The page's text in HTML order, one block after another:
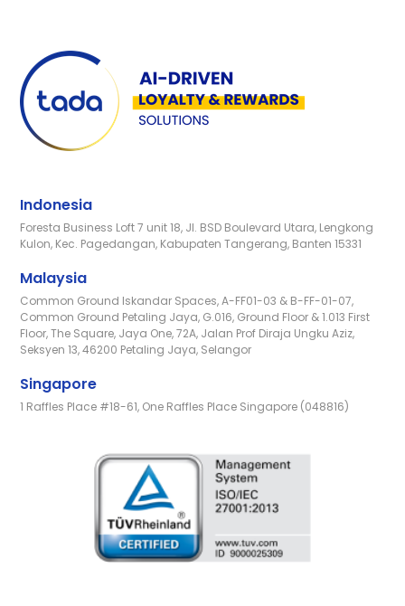
Indonesia
Foresta Business Loft 7 unit 18, Jl. BSD Boulevard Utara, Lengkong
Kulon, Kec. Pagedangan, Kabupaten Tangerang, Banten 15331
Malaysia
Common Ground Iskandar Spaces, A-FF01-03 & B-FF-01-07,
Common Ground Petaling Jaya, G.016, Ground Floor & 1.013 First
Floor, The Square, Jaya One, 72A, Jalan Prof Diraja Ungku Aziz,
Seksyen 13, 46200 Petaling Jaya, Selangor
Singapore
1 Raffles Place #18-61, One Raffles Place Singapore (048816)